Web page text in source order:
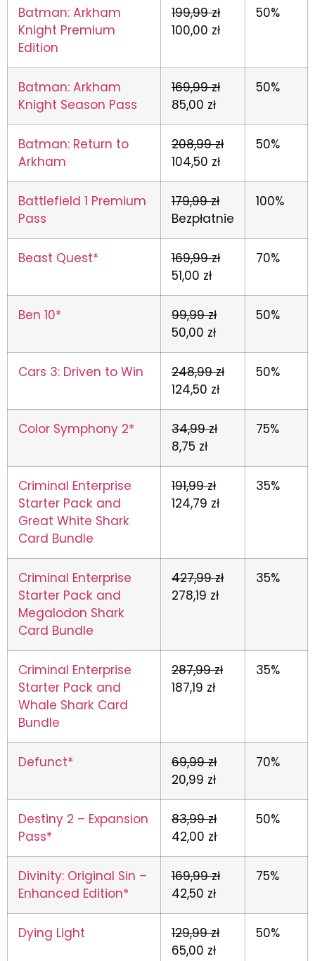
Batman: Arkham
Knight Premium
Edition
199,99 zł
100,00 zł
50%
Batman: Arkham
Knight Season Pass
169,99 zł
85,00 zł
50%
Batman: Return to
Arkham
208,99 zł
104,50 zł
50%
Battlefield 1 Premium
Pass
179,99 zł
Bezpłatnie
100%
Beast Quest*
169,99 zł
51,00 zł
70%
Ben 10*
99,99 zł
50,00 zł
50%
Cars 3: Driven to Win
248,99 zł
124,50 zł
50%
Color Symphony 2*
34,99 zł
8,75 zł
75%
Criminal Enterprise
Starter Pack and
Great White Shark
Card Bundle
191,99 zł
124,79 zł
35%
Criminal Enterprise
Starter Pack and
Megalodon Shark
Card Bundle
427,99 zł
278,19 zł
35%
Criminal Enterprise
Starter Pack and
Whale Shark Card
Bundle
287,99 zł
187,19 zł
35%
Defunct*
69,99 zł
20,99 zł
70%
Destiny 2 – Expansion
Pass*
83,99 zł
42,00 zł
50%
Divinity: Original Sin –
Enhanced Edition*
169,99 zł
42,50 zł
75%
Dying Light
129,99 zł
65,00 zł
50%